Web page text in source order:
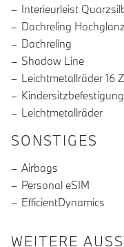
Interieurleist
Dachreling
Dachreling
Shadow Line
Leichtmetallräder 16
Leichtmetallräder
SONSTIGES
Airbags
Personal eSIM
EfficientDynamics
WEITERE